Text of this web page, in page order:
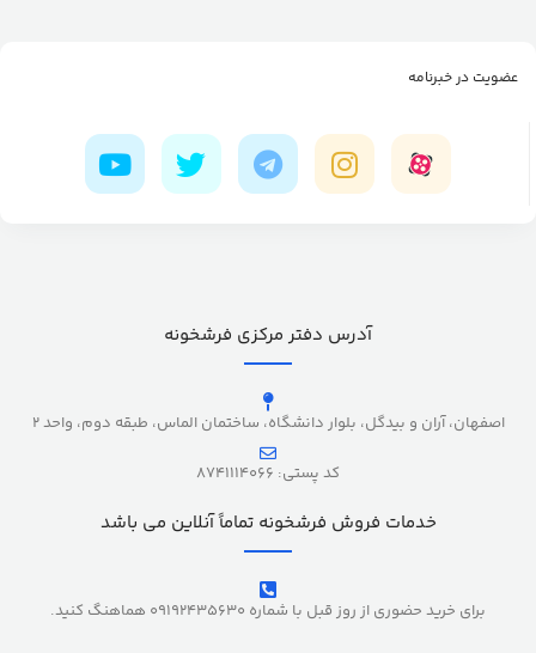
عضویت در خبرنامه
آدرس دفتر مرکزی فرشخونه
اصفهان، آران و بیدگل، بلوار دانشگاه، ساختمان الماس، طبقه دوم، واحد 2
کد پستی: 8741114066
خدمات فروش فرشخونه تماماً آنلاین می باشد
برای خرید حضوری از روز قبل با شماره 09192435630 هماهنگ کنید.